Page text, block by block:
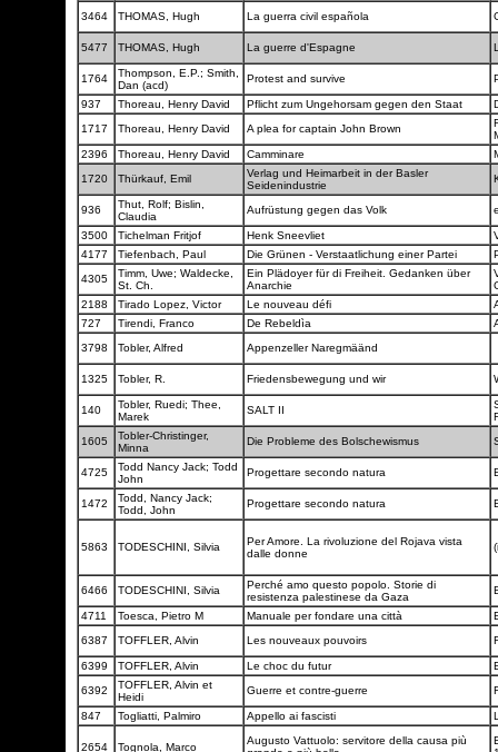
3464 THOMAS, Hugh La guerra civil española
5477 THOMAS, Hugh La guerre d'Espagne
1764
Thompson, E.P.; Smith,
Dan (acd)
Protest and survive
937 Thoreau, Henry David Pflicht zum Ungehorsam gegen den Staat
1717
Thoreau, Henry David A plea for captain John Brown
2396
Thoreau, Henry David Camminare
1720
Thürkauf, Emil
Verlag und Heimarbeit in der Basler
Seidenindustrie
936
Thut, Rolf; Bislin,
Claudia
Aufrüstung gegen das Volk
3500 Tichelman Fritjof Henk Sneevliet
4177
Tiefenbach, Paul Die Grünen - Verstaatlichung einer Partei
4305
Timm, Uwe; Waldecke,
St. Ch.
Ein Plädoyer für di Freiheit. Gedanken über
Anarchie
2188
Tirado Lopez, Victor Le nouveau défi
727
Tirendi, Franco De Rebeldìa
3798
Tobler, Alfred Appenzeller Naregmäänd
1325 Tobler, R. Friedensbewegung und wir
140
Tobler, Ruedi; Thee,
Marek
SALT II
1605
Tobler-Christinger,
Minna
Die Probleme des Bolschewismus
4725
Todd Nancy Jack; Todd
John
Progettare secondo natura
1472
Todd, Nancy Jack;
Todd, John
Progettare secondo natura
5863 TODESCHINI, Silvia
Per Amore. La rivoluzione del Rojava vista
dalle donne
6466 TODESCHINI, Silvia
Perché amo questo popolo. Storie di
resistenza palestinese da Gaza
4711 Toesca, Pietro M Manuale per fondare una città
6387
TOFFLER, Alvin Les nouveaux pouvoirs
6399 TOFFLER, Alvin Le choc du futur
6392
TOFFLER, Alvin et
Heidi
Guerre et contre-guerre
847 Togliatti, Palmiro Appello ai fascisti
2654 Tognola, Marco
Augusto Vattuolo: servitore della causa più